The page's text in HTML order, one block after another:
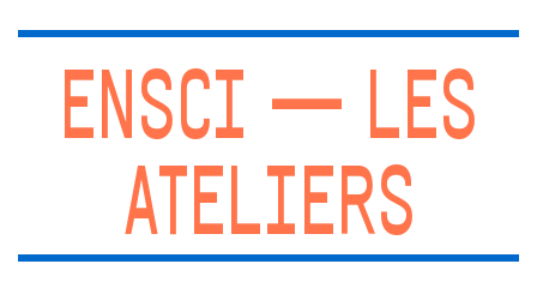
ENSCI — LES
ATELIERS